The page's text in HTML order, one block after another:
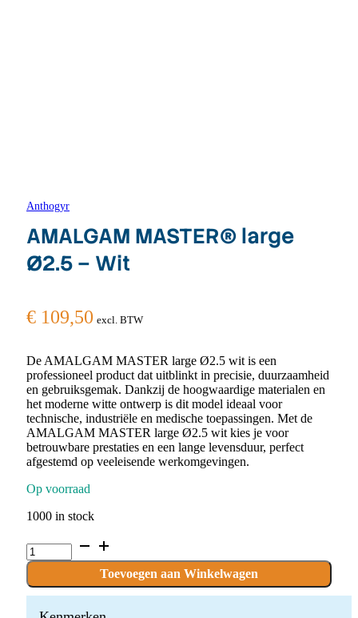
Anthogyr
AMALGAM MASTER® large
Ø2.5 – Wit
€ 109,50 excl. BTW
De AMALGAM MASTER large Ø2.5 wit is een
professioneel product dat uitblinkt in precisie, duurzaamheid
en gebruiksgemak. Dankzij de hoogwaardige materialen en
het moderne witte ontwerp is dit model ideaal voor
technische, industriële en medische toepassingen. Met de
AMALGAM MASTER large Ø2.5 wit kies je voor
betrouwbare prestaties en een lange levensduur, perfect
afgestemd op veeleisende werkomgevingen.
Op voorraad
1000 in stock
AMALGAM
MASTER®
Ø2.5
-
Wit
Toevoegen aan Winkelwagen